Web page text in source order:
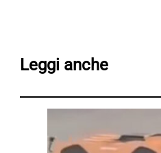
Leggi anche